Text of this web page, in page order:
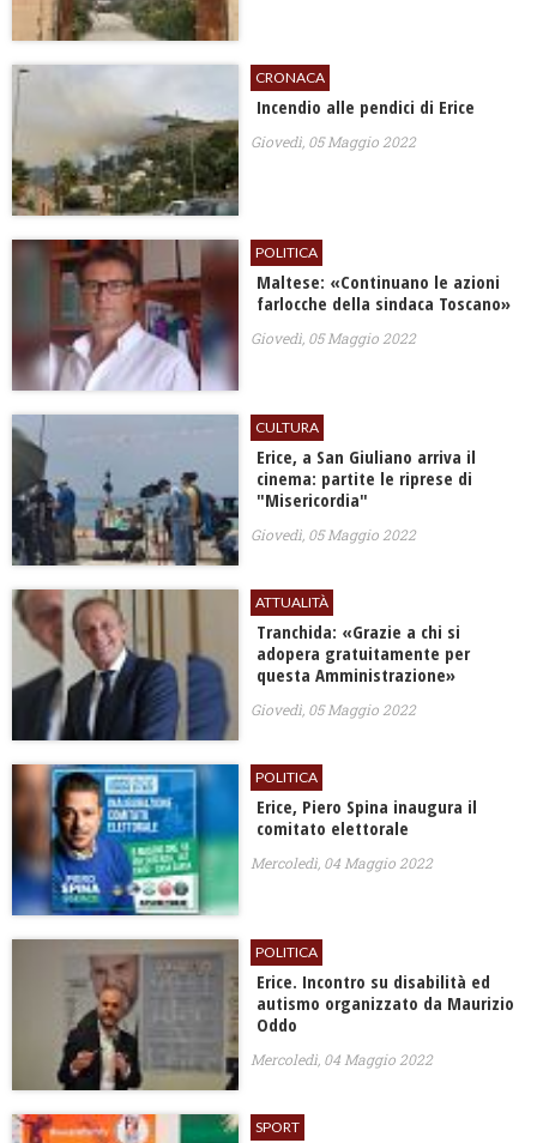
CRONACA
Incendio alle pendici di Erice
Giovedì, 05 Maggio 2022
POLITICA
Maltese: «Continuano le azioni
farlocche della sindaca Toscano»
Giovedì, 05 Maggio 2022
CULTURA
Erice, a San Giuliano arriva il
cinema: partite le riprese di
"Misericordia"
Giovedì, 05 Maggio 2022
ATTUALITÀ
Tranchida: «Grazie a chi si
adopera gratuitamente per
questa Amministrazione»
Giovedì, 05 Maggio 2022
POLITICA
Erice, Piero Spina inaugura il
comitato elettorale
Mercoledì, 04 Maggio 2022
POLITICA
Erice. Incontro su disabilità ed
autismo organizzato da Maurizio
Oddo
Mercoledì, 04 Maggio 2022
SPORT